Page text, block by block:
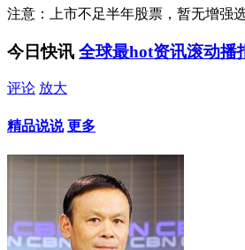
注意：上市不足半年股票，暂无增强选
今日快讯 全球最hot资讯滚动播
评论 放大
精品说说 更多